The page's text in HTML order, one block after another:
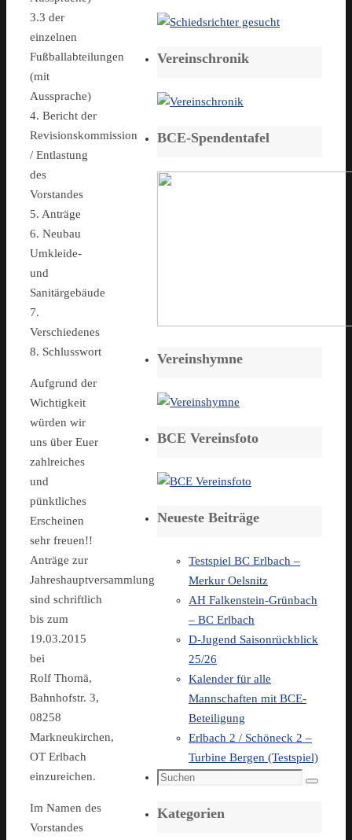
3.3 der
einzelnen
Fußballabteilungen
(mit
Aussprache)
4. Bericht der
Revisionskommission
/ Entlastung
des
Vorstandes
5. Anträge
6. Neubau
Umkleide-
und
Sanitärgebäude
7.
Verschiedenes
8. Schlusswort
Aufgrund der
Wichtigkeit
würden wir
uns über Euer
zahlreiches
und
pünktliches
Erscheinen
sehr freuen!!
Anträge zur
Jahreshauptversammlung
sind schriftlich
bis zum
19.03.2015
bei
Rolf Thomä,
Bahnhofstr. 3,
08258
Markneukirchen,
OT Erlbach
einzureichen.
Im Namen des
Vorstandes
Vereinschronik
BCE-Spendentafel
Vereinshymne
BCE Vereinsfoto
Neueste Beiträge
Testspiel BC Erlbach –
Merkur Oelsnitz
AH Falkenstein-Grünbach
– BC Erlbach
D-Jugend Saisonrückblick
25/26
Kalender für alle
Mannschaften mit BCE-
Beteiligung
Erlbach 2 / Schöneck 2 –
Turbine Bergen (Testspiel)
Suchen
Suchen
Kategorien